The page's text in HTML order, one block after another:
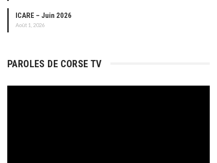
ICARE – Juin 2026
Août 1, 2026
PAROLES DE CORSE TV